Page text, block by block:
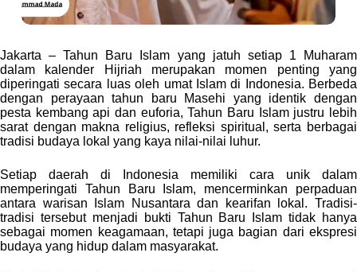
Jakarta – Tahun Baru Islam yang jatuh setiap 1 Muharam
dalam kalender Hijriah merupakan momen penting yang
diperingati secara luas oleh umat Islam di Indonesia. Berbeda
dengan perayaan tahun baru Masehi yang identik dengan
pesta kembang api dan euforia, Tahun Baru Islam justru lebih
sarat dengan makna religius, refleksi spiritual, serta berbagai
tradisi budaya lokal yang kaya nilai-nilai luhur.
Setiap daerah di Indonesia memiliki cara unik dalam
memperingati Tahun Baru Islam, mencerminkan perpaduan
antara warisan Islam Nusantara dan kearifan lokal. Tradisi-
tradisi tersebut menjadi bukti Tahun Baru Islam tidak hanya
sebagai momen keagamaan, tetapi juga bagian dari ekspresi
budaya yang hidup dalam masyarakat.